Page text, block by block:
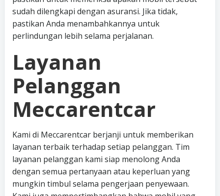
sudah dilengkapi dengan asuransi. Jika tidak,
pastikan Anda menambahkannya untuk
perlindungan lebih selama perjalanan.
Layanan
Pelanggan
Meccarentcar
Kami di Meccarentcar berjanji untuk memberikan
layanan terbaik terhadap setiap pelanggan. Tim
layanan pelanggan kami siap menolong Anda
dengan semua pertanyaan atau keperluan yang
mungkin timbul selama pengerjaan penyewaan.